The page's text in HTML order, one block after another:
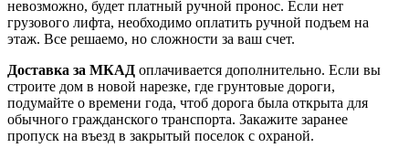
невозможно, будет платный ручной пронос. Если нет
грузового лифта, необходимо оплатить ручной подъем на
этаж. Все решаемо, но сложности за ваш счет.
Доставка за МКАД оплачивается дополнительно. Если вы
строите дом в новой нарезке, где грунтовые дороги,
подумайте о времени года, чтоб дорога была открыта для
обычного гражданского транспорта. Закажите заранее
пропуск на въезд в закрытый поселок с охраной.